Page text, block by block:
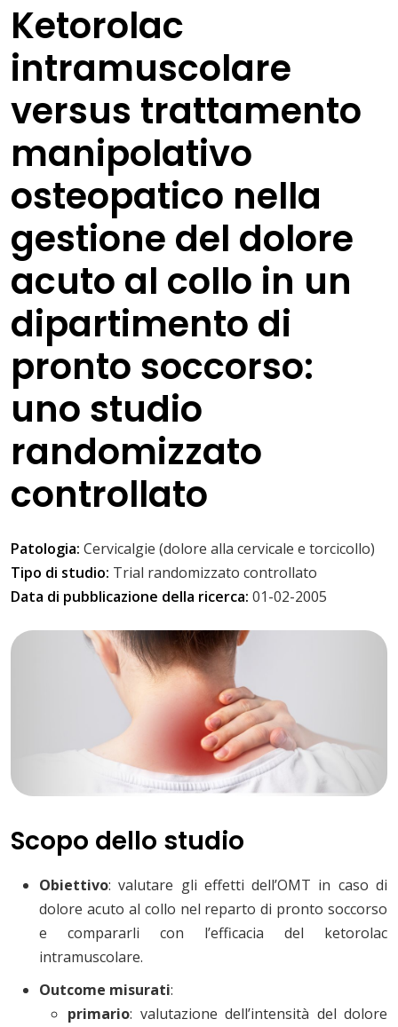
Ketorolac
intramuscolare
versus trattamento
manipolativo
osteopatico nella
gestione del dolore
acuto al collo in un
dipartimento di
pronto soccorso:
uno studio
randomizzato
controllato
Patologia: Cervicalgie (dolore alla cervicale e torcicollo)
Tipo di studio: Trial randomizzato controllato
Data di pubblicazione della ricerca: 01-02-2005
Scopo dello studio
Obiettivo: valutare gli effetti dell’OMT in caso di
dolore acuto al collo nel reparto di pronto soccorso
e compararli con l’efficacia del ketorolac
intramuscolare.
Outcome misurati:
primario: valutazione dell’intensità del dolore